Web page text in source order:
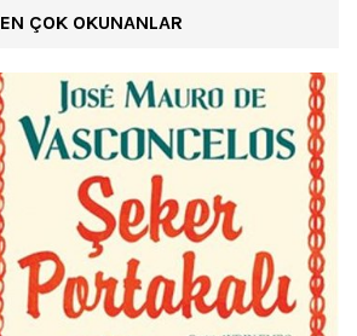
EN ÇOK OKUNANLAR